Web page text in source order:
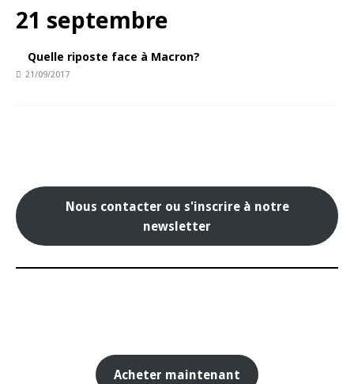
21 septembre
Quelle riposte face à Macron?
21/09/2017
Nous contacter ou s'inscrire à notre
newsletter
Acheter maintenant